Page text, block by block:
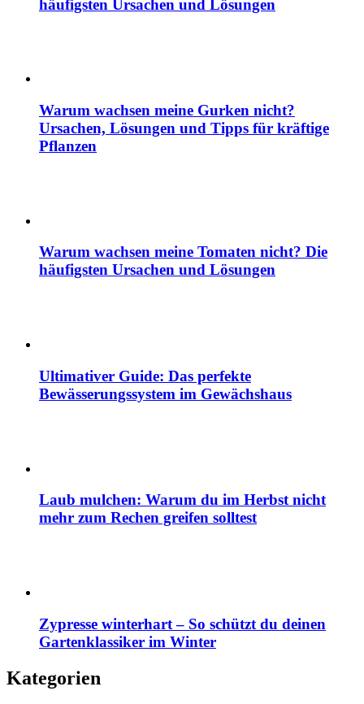
häufigsten Ursachen und Lösungen
Warum wachsen meine Gurken nicht?
Ursachen, Lösungen und Tipps für kräftige
Pflanzen
Warum wachsen meine Tomaten nicht? Die
häufigsten Ursachen und Lösungen
Ultimativer Guide: Das perfekte
Bewässerungssystem im Gewächshaus
Laub mulchen: Warum du im Herbst nicht
mehr zum Rechen greifen solltest
Zypresse winterhart – So schützt du deinen
Gartenklassiker im Winter
Kategorien